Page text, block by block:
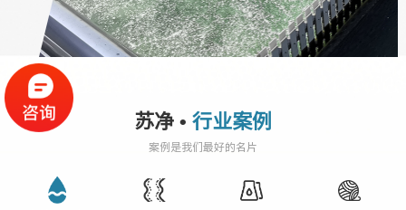
苏净 • 行业案例
案例是我们最好的名片